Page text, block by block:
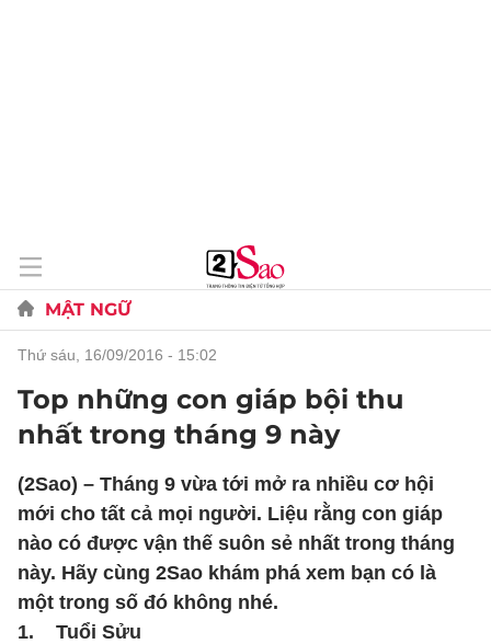
MẬT NGỮ
thứ sáu, 16/09/2016 - 15:02
Top những con giáp bội thu
nhất trong tháng 9 này
(2Sao) – Tháng 9 vừa tới mở ra nhiều cơ hội
mới cho tất cả mọi người. Liệu rằng con giáp
nào có được vận thế suôn sẻ nhất trong tháng
này. Hãy cùng 2Sao khám phá xem bạn có là
một trong số đó không nhé.
1. Tuổi Sửu